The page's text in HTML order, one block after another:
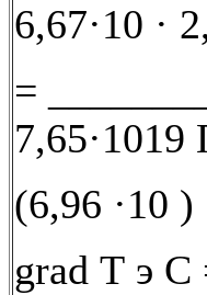
6,67·10 ·
=
7,65·1019
(6,96 ·10 )
grad Т э C